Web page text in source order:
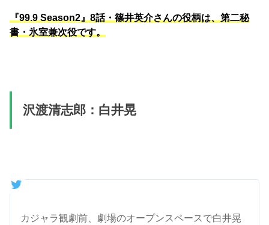
『99.9 Season2』8話・篠井英介さんの役柄は、第二秘
書・氷室兼次役です。
沢渡清志郎：白井晃
カジャラ観劇前、劇場のオープンスペースで白井晃